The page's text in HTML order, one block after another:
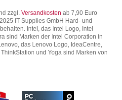
zzgl. Versandkosten ab 7,90 Euro
IT Supplies GmbH Hard- und
Intel, das Intel Logo, Intel
sind Marken der Intel Corporation in
das Lenovo Logo, IdeaCentre,
und Yoga sind Marken von